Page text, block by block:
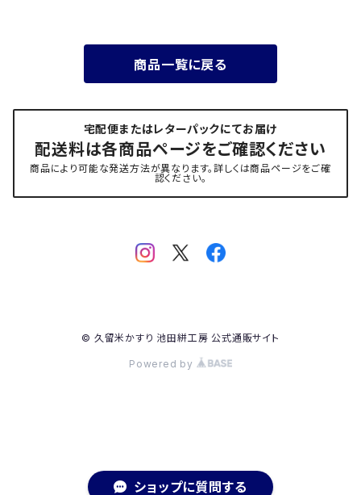
ショップに質問する
商品一覧に戻る
宅配便またはレターパックにてお届け
配送料は各商品ページをご確認ください
商品により可能な発送方法が異なります。詳しくは商品ページをご確
認ください。
© 久留米かすり 池田絣工房 公式通販サイト
Powered by